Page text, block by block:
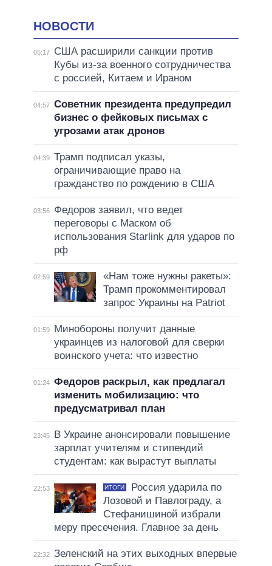
НОВОСТИ
05:17
США расширили санкции против
Кубы из-за военного сотрудничества
с россией, Китаем и Ираном
04:57 Советник президента предупредил
бизнес о фейковых письмах с
угрозами атак дронов
04:39 Трамп подписал указы,
ограничивающие право на
гражданство по рождению в США
03:56
Федоров заявил, что ведет
переговоры с Маском об
использования Starlink для ударов по
рф
02:59
«Нам тоже нужны ракеты»:
Трамп прокомментировал
запрос Украины на Patriot
01:59
Минобороны получит данные
украинцев из налоговой для сверки
воинского учета: что известно
01:24 Федоров раскрыл, как предлагал
изменить мобилизацию: что
предусматривал план
23:45
В Украине анонсировали повышение
зарплат учителям и стипендий
студентам: как вырастут выплаты
22:53 ИТОГИ
Россия ударила по
Лозовой и Павлограду, а
Стефанишиной избрали
меру пресечения. Главное за день
22:32 Зеленский на этих выходных впервые